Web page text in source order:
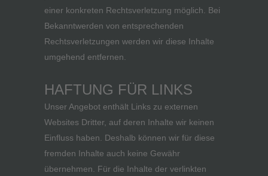
einer konkreten Rechtsverletzung möglich. Bei
Bekanntwerden von entsprechenden
Rechtsverletzungen werden wir diese Inhalte
umgehend entfernen.
HAFTUNG FÜR LINKS
Unser Angebot enthält Links zu externen
Websites Dritter, auf deren Inhalte wir keinen
Einfluss haben. Deshalb können wir für diese
fremden Inhalte auch keine Gewähr
übernehmen. Für die Inhalte der verlinkten